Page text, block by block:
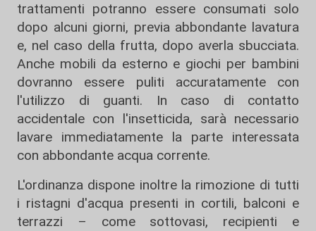
trattamenti potranno essere consumati solo
dopo alcuni giorni, previa abbondante lavatura
e, nel caso della frutta, dopo averla sbucciata.
Anche mobili da esterno e giochi per bambini
dovranno essere puliti accuratamente con
l'utilizzo di guanti. In caso di contatto
accidentale con l'insetticida, sarà necessario
lavare immediatamente la parte interessata
con abbondante acqua corrente.
L'ordinanza dispone inoltre la rimozione di tutti
i ristagni d'acqua presenti in cortili, balconi e
terrazzi – come sottovasi, recipienti e